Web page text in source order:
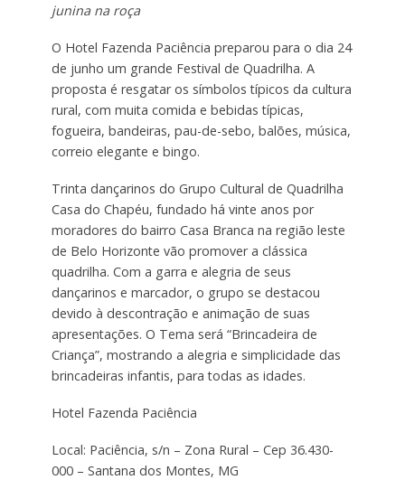
junina na roça
O Hotel Fazenda Paciência preparou para o dia 24
de junho um grande Festival de Quadrilha. A
proposta é resgatar os símbolos típicos da cultura
rural, com muita comida e bebidas típicas,
fogueira, bandeiras, pau-de-sebo, balões, música,
correio elegante e bingo.
Trinta dançarinos do Grupo Cultural de Quadrilha
Casa do Chapéu, fundado há vinte anos por
moradores do bairro Casa Branca na região leste
de Belo Horizonte vão promover a clássica
quadrilha. Com a garra e alegria de seus
dançarinos e marcador, o grupo se destacou
devido à descontração e animação de suas
apresentações. O Tema será “Brincadeira de
Criança”, mostrando a alegria e simplicidade das
brincadeiras infantis, para todas as idades.
Hotel Fazenda Paciência
Local: Paciência, s/n – Zona Rural – Cep 36.430-
000 – Santana dos Montes, MG